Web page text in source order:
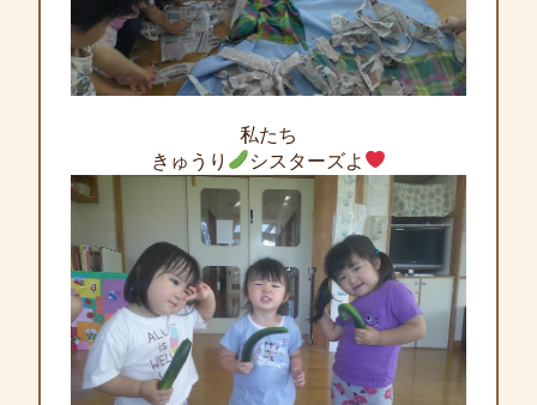
私たち
きゅうり
シスターズよ